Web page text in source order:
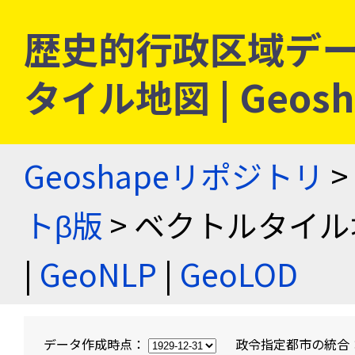
歴史的行政区域デ
タイル地図 |
Geoshapeリポジトリ >
トβ版 > ベクトルタイ
| GeoNLP | GeoLOD
データ作成時点： 政令指定都市の統